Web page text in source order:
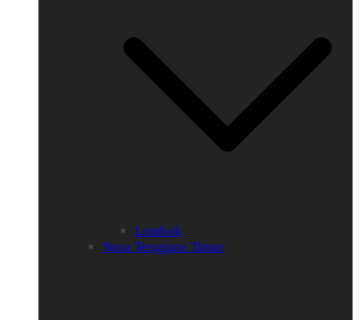
Lombok
Nusa Tenggara Timur